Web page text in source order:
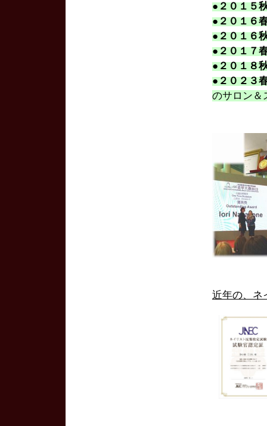
●２０１５
●２０１６
●２０１６
●２０１７
●２０１８
●２０２３
のサロン＆
近年の、ネ